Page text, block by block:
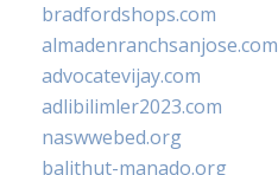
bradfordshops.com
almadenranchsanjose.com
advocatevijay.com
adlibilimler2023.com
naswwebed.org
balithut-manado.org